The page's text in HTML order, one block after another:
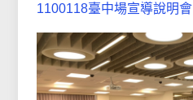
1100118臺中場宣導說明會